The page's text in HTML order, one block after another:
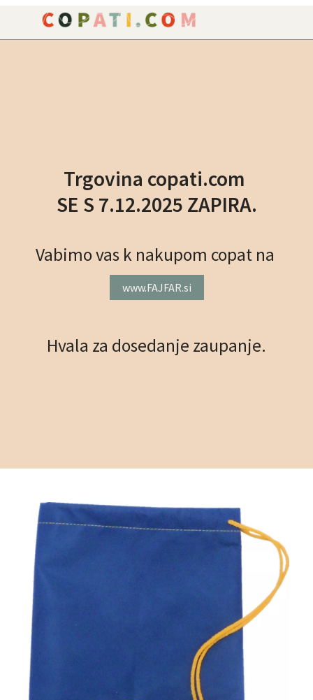
Trgovina copati.com
SE S 7.12.2025 ZAPIRA.
Vabimo vas k nakupom copat na
www.FAJFAR.si
Hvala za dosedanje zaupanje.